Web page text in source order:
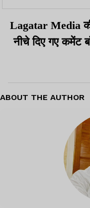
2020 में ही हो गया था
Lagatar Media
नीचे दिए गए कमेंट
ABOUT THE AUTHOR